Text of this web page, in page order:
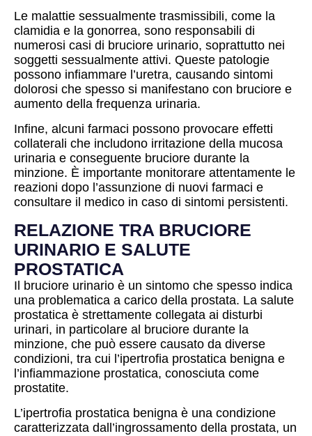
Le malattie sessualmente trasmissibili, come la
clamidia e la gonorrea, sono responsabili di
numerosi casi di bruciore urinario, soprattutto nei
soggetti sessualmente attivi. Queste patologie
possono infiammare l’uretra, causando sintomi
dolorosi che spesso si manifestano con bruciore e
aumento della frequenza urinaria.
Infine, alcuni farmaci possono provocare effetti
collaterali che includono irritazione della mucosa
urinaria e conseguente bruciore durante la
minzione. È importante monitorare attentamente le
reazioni dopo l’assunzione di nuovi farmaci e
consultare il medico in caso di sintomi persistenti.
RELAZIONE TRA BRUCIORE
URINARIO E SALUTE
PROSTATICA
Il bruciore urinario è un sintomo che spesso indica
una problematica a carico della prostata. La salute
prostatica è strettamente collegata ai disturbi
urinari, in particolare al bruciore durante la
minzione, che può essere causato da diverse
condizioni, tra cui l’ipertrofia prostatica benigna e
l’infiammazione prostatica, conosciuta come
prostatite.
L’ipertrofia prostatica benigna è una condizione
caratterizzata dall’ingrossamento della prostata, un